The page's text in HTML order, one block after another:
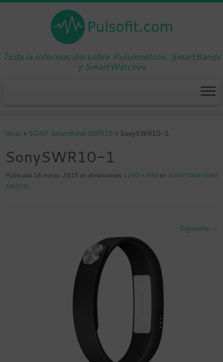
Toda la información sobre Pulsómetros, SmartBands
y SmartWatches
Inicio » SONY SmartBand SWR10 » SonySWR10-1
SonySWR10-1
Publicada 18 marzo, 2015 en dimensiones 1240 × 840 en SONY SmartBand
SWR10.
Siguiente →